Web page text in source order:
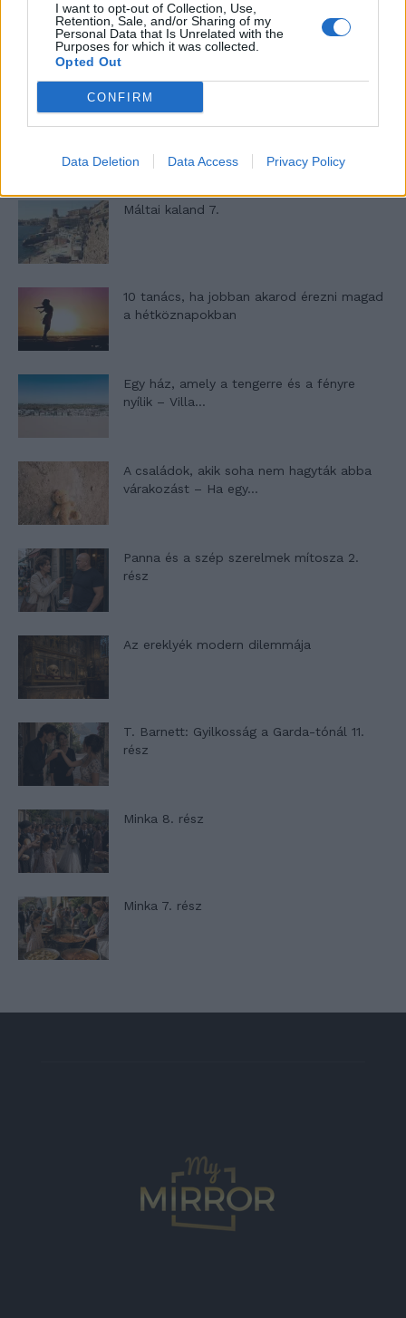
I want to opt-out of Collection, Use,
Retention, Sale, and/or Sharing of my
Personal Data that Is Unrelated with the
Purposes for which it was collected.
Opted Out
CONFIRM
Data Deletion Data Access Privacy Policy
Minka 10. rész
Máltai kaland 7.
10 tanács, ha jobban akarod érezni magad
a hétköznapokban
Egy ház, amely a tengerre és a fényre
nyílik – Villa...
A családok, akik soha nem hagyták abba
várakozást – Ha egy...
Panna és a szép szerelmek mítosza 2.
rész
Az ereklyék modern dilemmája
T. Barnett: Gyilkosság a Garda-tónál 11.
rész
Minka 8. rész
Minka 7. rész